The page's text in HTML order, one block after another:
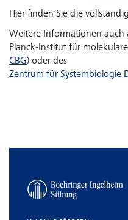
Hier finden Sie die
Weitere Informationen auch
Planck-Institut für
CBG) oder des
Zentrum für Systembiologie